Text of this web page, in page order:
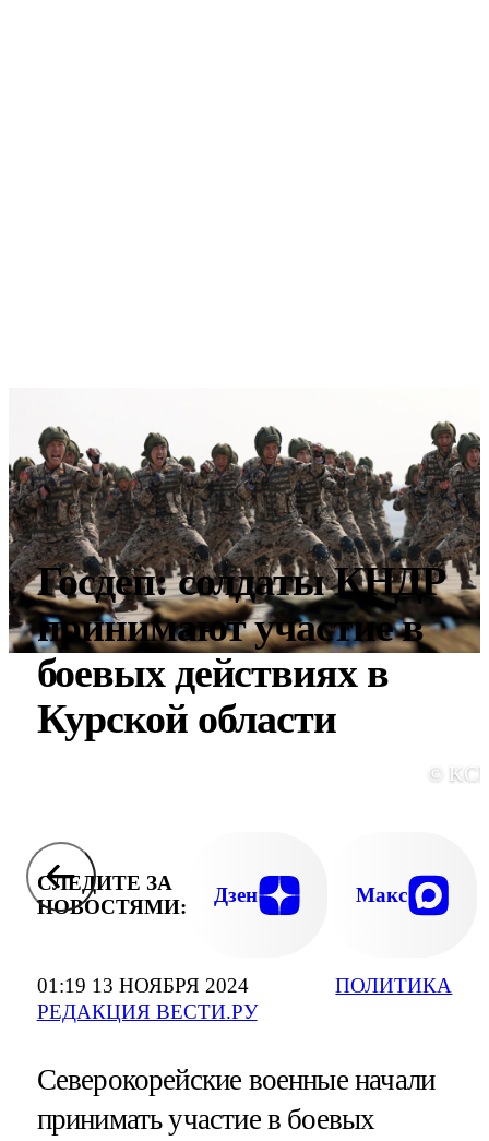
01:19 13 НОЯБРЯ 2024
РЕДАКЦИЯ ВЕСТИ.РУ
ПОЛИТИКА
Госдеп: солдаты КНДР
принимают участие в
боевых действиях в
Курской области
©
СЛЕДИТЕ ЗА
НОВОСТЯМИ:
Дзен Макс
Северокорейские военные начали
принимать участие в боевых